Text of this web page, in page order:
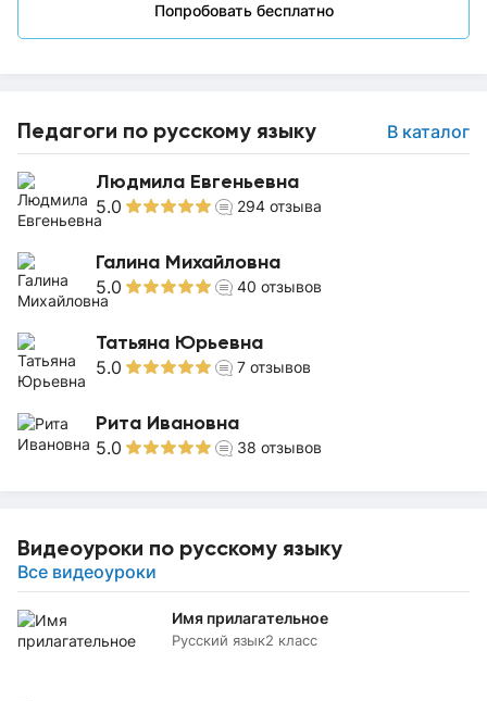
Попробовать бесплатно
Педагоги по русскому языку В каталог
Людмила Евгеньевна
5.0 294 отзыва
Галина Михайловна
5.0 40 отзывов
Татьяна Юрьевна
5.0 7 отзывов
Рита Ивановна
5.0 38 отзывов
Видеоуроки по русскому языку
Все видеоуроки
Имя прилагательное
Русский язык2 класс